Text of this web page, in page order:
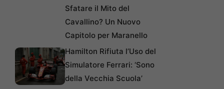
Sfatare il Mito del
Cavallino? Un Nuovo
Capitolo per Maranello
Hamilton Rifiuta l’Uso del
Simulatore Ferrari: ‘Sono
della Vecchia Scuola’